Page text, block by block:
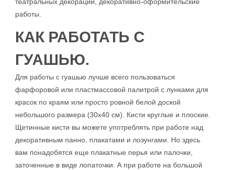
работы.
КАК РАБОТАТЬ С
ГУАШЬЮ.
Для работы с гуашью лучше всего пользоваться
фарфоровой или пластмассовой палитрой с лунками для
красок по краям или просто ровной белой доской
небольшого размера (30x40 см). Кисти круглые и плоские.
Щетинные кисти вы можете употреблять при работе над
декоративным панно, плакатами и лозунгами. Но здесь
вам понадобятся еще плакатные перья или палочки,
заточенные в виде лопаточки. А при работе на большой